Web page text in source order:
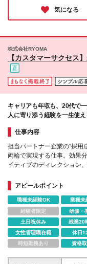
別途
上下
ん。
気になる
株式会社RYOMA
【カスタマーサクセス
キャリアも年収も、20代で一
人に寄り添う経験を一生使
仕事内容
担当パートナー企業の“採用
両輪で実現する仕事。効果
イティブのディレクション
アピールポイント
職種未経験OK 業種未
経験者限定
研修・
土日祝休み
残業20
女性管理職在籍
休日
時短勤務あり
資格